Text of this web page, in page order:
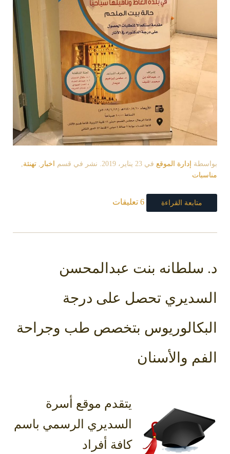
بواسطة إدارة الموقع في 23 يناير، 2019 . نشر في قسم اخبار تهنئة
مناسبات
متابعة القراءة 6 تعليقات
د. سلطانه بنت عبدالمحسن
السديري تحصل على درجة
البكالوريوس بتخصص طب وجراحة
الفم والأسنان
يتقدم موقع أسرة
السديري الرسمي باسم
كافة أفراد